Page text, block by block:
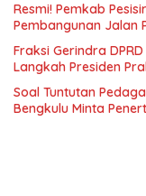
Resmi! Pemkab
Pembangunan Jalan
Fraksi Gerindra
Langkah Presiden
Soal Tuntutan
Bengkulu Minta